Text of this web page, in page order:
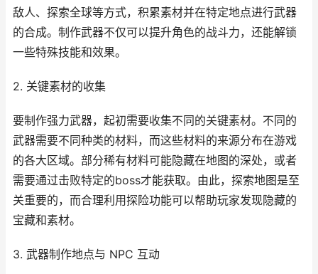
敌人、探索全球等方式，积累素材并在特定地点进行武器
的合成。制作武器不仅可以提升角色的战斗力，还能解锁
一些特殊技能和效果。
2. 关键素材的收集
要制作强力武器，起初需要收集不同的关键素材。不同的
武器需要不同种类的材料，而这些材料的来源分布在游戏
的各大区域。部分稀有材料可能隐藏在地图的深处，或者
需要通过击败特定的boss才能获取。由此，探索地图是至
关重要的，而合理利用探险功能可以帮助玩家发现隐藏的
宝藏和素材。
3. 武器制作地点与 NPC 互动